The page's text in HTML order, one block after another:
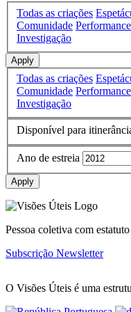
Todas as criações
Comunidade
Investigação
Apply
Todas as criações
Comunidade
Investigação
Disponível para
Ano de estreia
Apply
Pessoa coletiva com
Subscrição Newsletter
O Visões Úteis é uma